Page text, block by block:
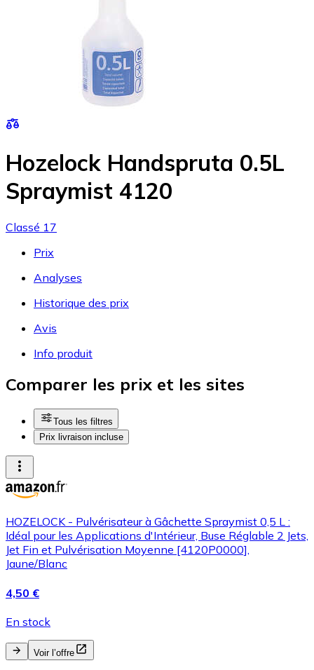
Hozelock Handspruta 0.5L
Spraymist 4120
Classé 17
Prix
Analyses
Historique des prix
Avis
Info produit
Comparer les prix et les sites
Tous les filtres
Prix livraison incluse
HOZELOCK - Pulvérisateur à Gâchette Spraymist 0,5 L :
Idéal pour les Applications d'Intérieur, Buse Réglable 2 Jets,
Jet Fin et Pulvérisation Moyenne [4120P0000],
Jaune/Blanc
4,50 €
En stock
Voir l’offre